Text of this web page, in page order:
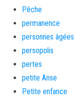
Pêche
permanence
personnes âgées
persopolis
pertes
petite Anse
Petite enfance